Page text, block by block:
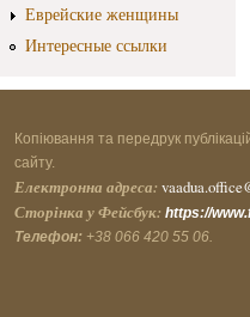
Еврейские женщины
Интересные ссылки
Копіювання та передрук
сайту.
Електронна адреса:
Сторінка у Фейсбук: https://
Телефон: +38 066 420 55 06.